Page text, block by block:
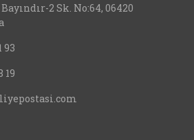
2 Sk. No:64, 06420
93
19